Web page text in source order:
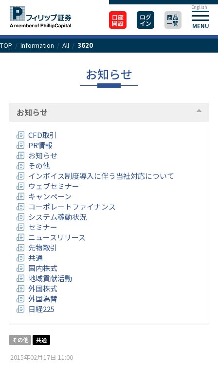
口座
開設
ログ
イン
商品
一覧 MENU
English
TOP / Information / All / 3620
お知らせ
お知らせ
CFD取引
PR情報
お知らせ
その他
インボイス制度導入に伴う当社対応について
ウェブセミナー
キャンペーン
コーポレートファイナンス
システム稼動状況
セミナー
ニュースリリース
先物取引
共通
国内株式
地域貢献活動
外国株式
外国為替
日経225
その他 共通
2015年02月17日 11:00